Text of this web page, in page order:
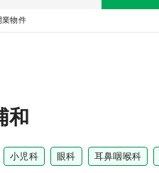
業物件
和
小児科 眼科 耳鼻咽喉科